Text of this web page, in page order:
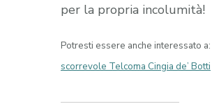
per la propria incolumità!
Potresti essere anche interessato a:
scorrevole Telcoma Cingia de’ Botti